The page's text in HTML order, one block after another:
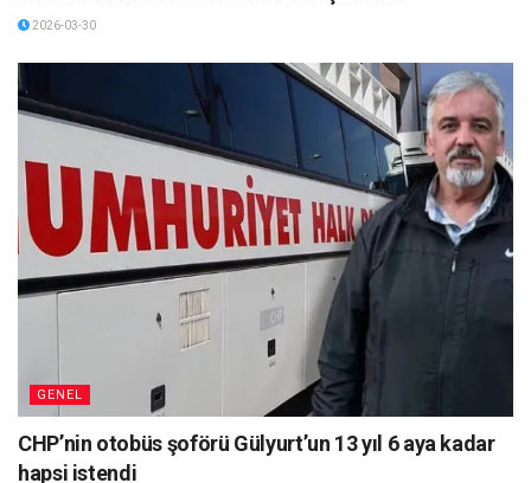
2026-03-30
GENEL
CHP’nin otobüs şoförü Gülyurt’un 13 yıl 6 aya kadar
hapsi istendi